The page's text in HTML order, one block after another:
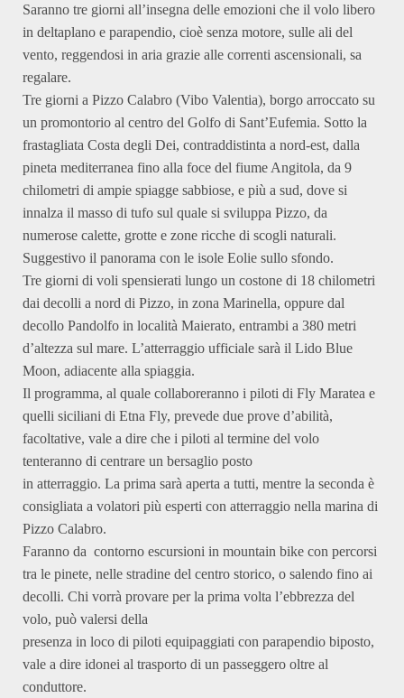
Saranno tre giorni all’insegna delle emozioni che il volo libero
in deltaplano e parapendio, cioè senza motore, sulle ali del
vento, reggendosi in aria grazie alle correnti ascensionali, sa
regalare.
Tre giorni a Pizzo Calabro (Vibo Valentia), borgo arroccato su
un promontorio al centro del Golfo di Sant’Eufemia. Sotto la
frastagliata Costa degli Dei, contraddistinta a nord-est, dalla
pineta mediterranea fino alla foce del fiume Angitola, da 9
chilometri di ampie spiagge sabbiose, e più a sud, dove si
innalza il masso di tufo sul quale si sviluppa Pizzo, da
numerose calette, grotte e zone ricche di scogli naturali.
Suggestivo il panorama con le isole Eolie sullo sfondo.
Tre giorni di voli spensierati lungo un costone di 18 chilometri
dai decolli a nord di Pizzo, in zona Marinella, oppure dal
decollo Pandolfo in località Maierato, entrambi a 380 metri
d’altezza sul mare. L’atterraggio ufficiale sarà il Lido Blue
Moon, adiacente alla spiaggia.
Il programma, al quale collaboreranno i piloti di Fly Maratea e
quelli siciliani di Etna Fly, prevede due prove d’abilità,
facoltative, vale a dire che i piloti al termine del volo
tenteranno di centrare un bersaglio posto
in atterraggio. La prima sarà aperta a tutti, mentre la seconda è
consigliata a volatori più esperti con atterraggio nella marina di
Pizzo Calabro.
Faranno da contorno escursioni in mountain bike con percorsi
tra le pinete, nelle stradine del centro storico, o salendo fino ai
decolli. Chi vorrà provare per la prima volta l’ebbrezza del
volo, può valersi della
presenza in loco di piloti equipaggiati con parapendio biposto,
vale a dire idonei al trasporto di un passeggero oltre al
conduttore.